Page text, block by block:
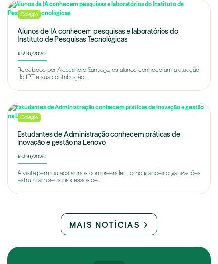
Colégio
Alunos de IA conhecem pesquisas e laboratórios do
Instituto de Pesquisas Tecnológicas
18/06/2026
Recebidos por Alessandro Santiago, os alunos conheceram a atuação
do IPT e sua contribuição...
Colégio
Estudantes de Administração conhecem práticas de
inovação e gestão na Lenovo
16/06/2026
A visita permitiu aos alunos compreender como grandes organizações
estruturam seus processos de...
MAIS NOTÍCIAS